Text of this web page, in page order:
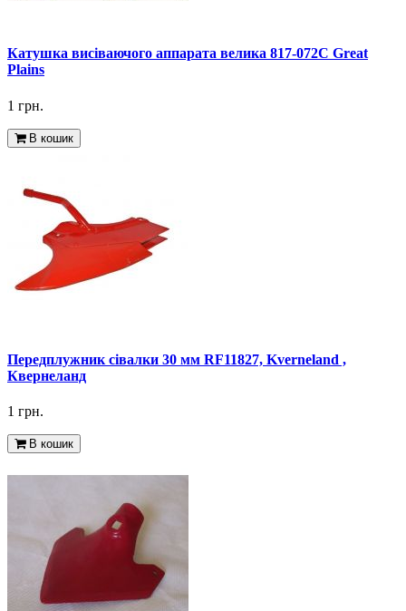
Катушка висіваючого аппарата велика 817-072C Great
Plains
1 грн.
В кошик
Передплужник сівалки 30 мм RF11827, Kverneland ,
Квернеланд
1 грн.
В кошик